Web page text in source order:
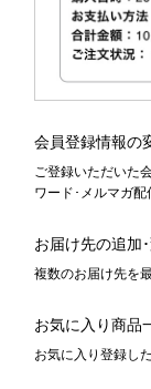
会員登録情報の
ご登録いただいた
ワード･メルマガ配
お届け先の追加
複数のお届け先を
お気に入り商品
お気に入り登録し